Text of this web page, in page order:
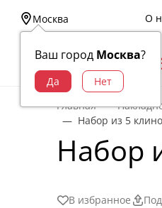
Москва
Ваш город Москва?
О
Витраж
Главная
Набор из 5
Набор
В избранное